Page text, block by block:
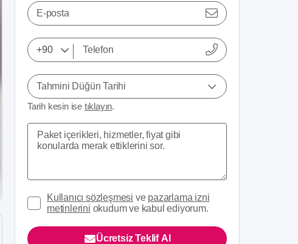
E-posta
Tahmini Düğün Tarihi
Tarih kesin ise tıklayın.
Kullanıcı sözleşmesi ve pazarlama izni
metinlerini okudum ve kabul ediyorum.
Ücretsiz Teklif Al